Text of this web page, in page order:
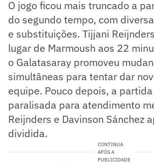
O jogo ficou mais truncado a
do segundo tempo, com
e substituições. Tijjani
lugar de Marmoush aos 22
o Galatasaray promoveu
simultâneas para tentar dar
equipe. Pouco depois, a
paralisada para atendimento
Reijnders e Davinson Sánchez
dividida.
CONTINUA
APÓS A
PUBLICIDADE